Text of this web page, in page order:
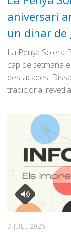
Publicitat
Contacte
aniversari
un dinar de
La Penya Solera
cap de setmana
destacades.
tradicional
3 JUL., 2026